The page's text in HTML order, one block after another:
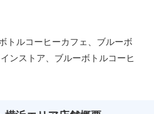
トルコーヒーカフェ、ブルーボ
ンストア、ブルーボトルコーヒ